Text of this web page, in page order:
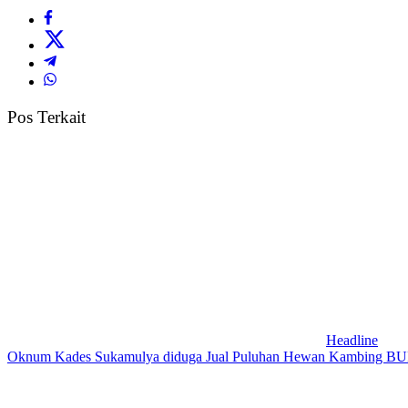
Pos Terkait
Headline
Oknum Kades Sukamulya diduga Jual Puluhan Hewan Kambing